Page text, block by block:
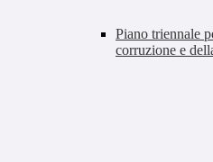
Piano triennale
corruzione e